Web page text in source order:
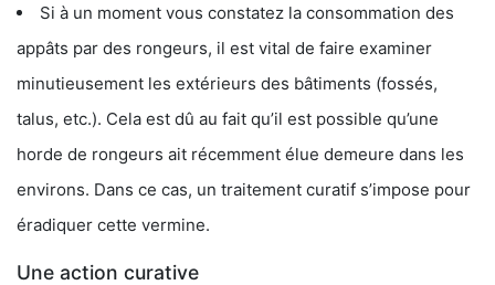
Si à un moment vous constatez la consommation des
appâts par des rongeurs, il est vital de faire examiner
minutieusement les extérieurs des bâtiments (fossés,
talus, etc.). Cela est dû au fait qu’il est possible qu’une
horde de rongeurs ait récemment élue demeure dans les
environs. Dans ce cas, un traitement curatif s’impose pour
éradiquer cette vermine.
Une action curative